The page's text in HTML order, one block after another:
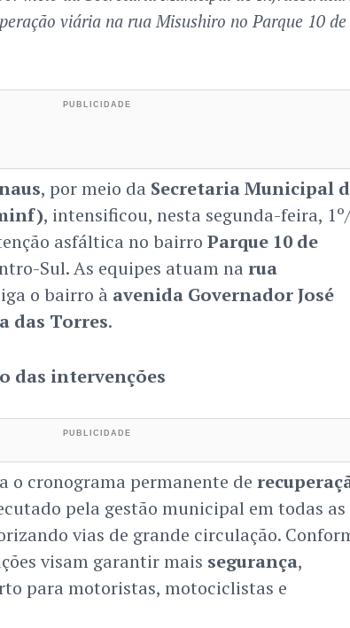
viária na rua Misushiro no Parque 10 de
, por meio da Secretaria Municipal
, intensificou, nesta segunda-feira,
asfáltica no bairro Parque 10 de
Sul. As equipes atuam na rua
o bairro à avenida Governador José
das Torres.
das intervenções
o cronograma permanente de
pela gestão municipal em todas as
vias de grande circulação.
visam garantir mais segurança,
para motoristas, motociclistas e